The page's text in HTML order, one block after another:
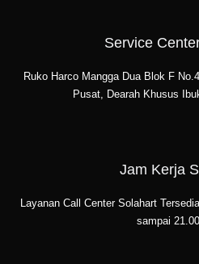
Service
Ruko Harco Mangga Dua Blok F
Pusat, Dearah Khusus
Jam Kerja
Layanan Call Center Solahart
sampai